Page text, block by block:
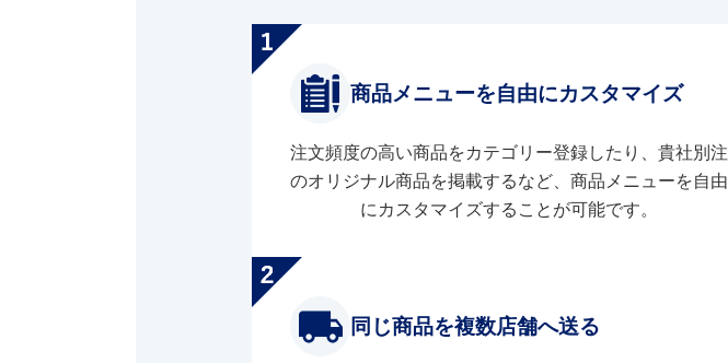
商品メニューを自由にカスタマイズ
注文頻度の高い商品をカテゴリー登録したり、貴社別注
のオリジナル商品を掲載するなど、商品メニューを自由
にカスタマイズすることが可能です。
同じ商品を複数店舗へ送る